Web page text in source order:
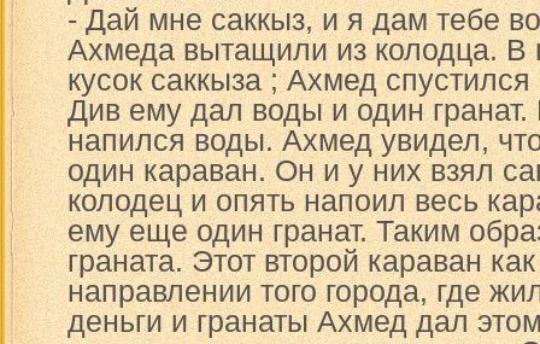
- Дай мне саккыз, и я дам тебе
Ахмеда вытащили из колодца. В
кусок саккыза ; Ахмед спустился
Див ему дал воды и один гранат.
напился воды. Ахмед увидел,
один караван. Он и у них взял
колодец и опять напоил весь
ему еще один гранат. Таким
граната. Этот второй караван
направлении того города, где
деньги и гранаты Ахмед дал